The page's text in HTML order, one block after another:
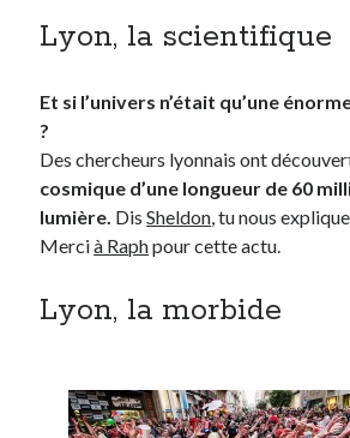
Lyon, la scientifique
Et si l’univers n’était qu’une
?
Des chercheurs lyonnais ont
cosmique d’une longueur de 60
lumière. DisSheldon , tu nous
Mercià Raphpour cette actu.
Lyon, la morbide